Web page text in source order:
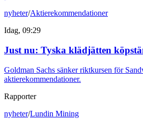
nyheter/Aktierekommendationer
Idag, 09:29
Just nu: Tyska klädjätten
Goldman Sachs sänker riktkursen för
aktierekommendationer.
Rapporter
nyheter/Lundin Mining